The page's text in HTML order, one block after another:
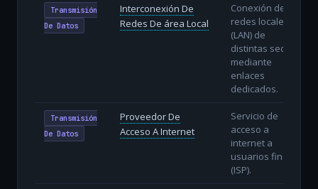
Transmisión
De Datos
Interconexión De
Redes De área Local
Conexión de
redes locales
(LAN) de
distintas sedes
mediante
enlaces
dedicados.
Transmisión
De Datos
Proveedor De
Acceso A Internet
Servicio de
acceso a
internet a
usuarios finales
(ISP).